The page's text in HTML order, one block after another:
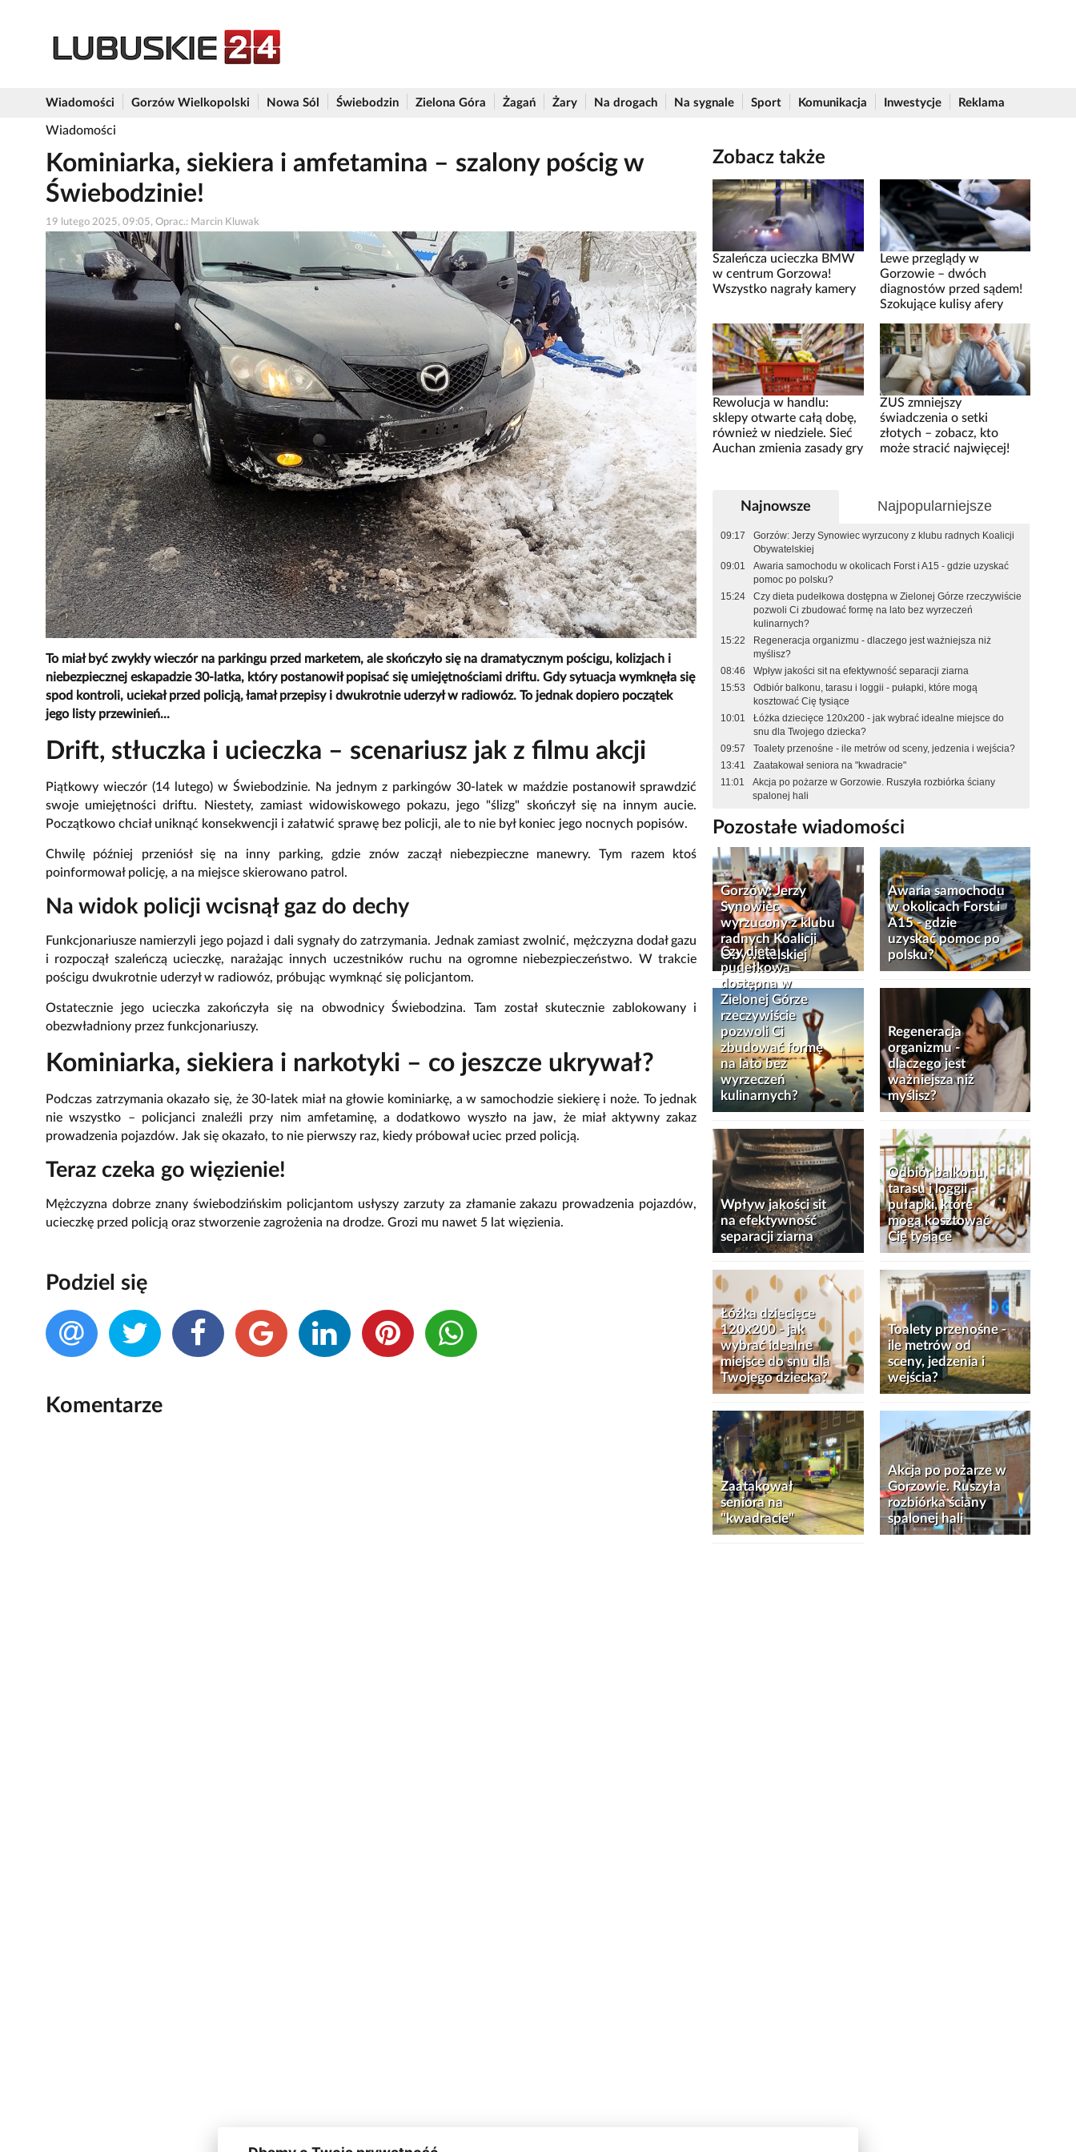
Wiadomości Gorzów Wielkopolski Nowa Sól Świebodzin Zielona Góra Żagań Żary Na drogach Na sygnale Sport Komunikacja Inwestycje Reklama
Wiadomości
Kominiarka, siekiera i amfetamina – szalony pościg w
Świebodzinie!
19 lutego 2025, 09:05, Oprac.: Marcin Kluwak
To miał być zwykły wieczór na parkingu przed marketem, ale skończyło się na dramatycznym pościgu, kolizjach i
niebezpiecznej eskapadzie 30-latka, który postanowił popisać się umiejętnościami driftu. Gdy sytuacja wymknęła się
spod kontroli, uciekał przed policją, łamał przepisy i dwukrotnie uderzył w radiowóz. To jednak dopiero początek
jego listy przewinień...
Drift, stłuczka i ucieczka – scenariusz jak z filmu akcji
Piątkowy wieczór (14 lutego) w Świebodzinie. Na jednym z parkingów 30-latek w maździe postanowił sprawdzić
swoje umiejętności driftu. Niestety, zamiast widowiskowego pokazu, jego "ślizg" skończył się na innym aucie.
Początkowo chciał uniknąć konsekwencji i załatwić sprawę bez policji, ale to nie był koniec jego nocnych popisów.
Chwilę później przeniósł się na inny parking, gdzie znów zaczął niebezpieczne manewry. Tym razem ktoś
poinformował policję, a na miejsce skierowano patrol.
Na widok policji wcisnął gaz do dechy
Funkcjonariusze namierzyli jego pojazd i dali sygnały do zatrzymania. Jednak zamiast zwolnić, mężczyzna dodał gazu
i rozpoczął szaleńczą ucieczkę, narażając innych uczestników ruchu na ogromne niebezpieczeństwo. W trakcie
pościgu dwukrotnie uderzył w radiowóz, próbując wymknąć się policjantom.
Ostatecznie jego ucieczka zakończyła się na obwodnicy Świebodzina. Tam został skutecznie zablokowany i
obezwładniony przez funkcjonariuszy.
Kominiarka, siekiera i narkotyki – co jeszcze ukrywał?
Podczas zatrzymania okazało się, że 30-latek miał na głowie kominiarkę, a w samochodzie siekierę i noże. To jednak
nie wszystko – policjanci znaleźli przy nim amfetaminę, a dodatkowo wyszło na jaw, że miał aktywny zakaz
prowadzenia pojazdów. Jak się okazało, to nie pierwszy raz, kiedy próbował uciec przed policją.
Teraz czeka go więzienie!
Mężczyzna dobrze znany świebodzińskim policjantom usłyszy zarzuty za złamanie zakazu prowadzenia pojazdów,
ucieczkę przed policją oraz stworzenie zagrożenia na drodze. Grozi mu nawet 5 lat więzienia.
Podziel się
Komentarze
Zobacz także
Szaleńcza ucieczka BMW
w centrum Gorzowa!
Wszystko nagrały kamery
Lewe przeglądy w
Gorzowie – dwóch
diagnostów przed sądem!
Szokujące kulisy afery
Rewolucja w handlu:
sklepy otwarte całą dobę,
również w niedziele. Sieć
Auchan zmienia zasady gry
ZUS zmniejszy
świadczenia o setki
złotych – zobacz, kto
może stracić najwięcej!
Najnowsze Najpopularniejsze
09:17
Gorzów: Jerzy Synowiec wyrzucony z klubu radnych Koalicji
Obywatelskiej
09:01
Awaria samochodu w okolicach Forst i A15 - gdzie uzyskać
pomoc po polsku?
15:24
Czy dieta pudełkowa dostępna w Zielonej Górze rzeczywiście
pozwoli Ci zbudować formę na lato bez wyrzeczeń
kulinarnych?
15:22
Regeneracja organizmu - dlaczego jest ważniejsza niż
myślisz?
08:46
Wpływ jakości sit na efektywność separacji ziarna
15:53
Odbiór balkonu, tarasu i loggii - pułapki, które mogą
kosztować Cię tysiące
10:01
Łóżka dziecięce 120x200 - jak wybrać idealne miejsce do
snu dla Twojego dziecka?
09:57
Toalety przenośne - ile metrów od sceny, jedzenia i wejścia?
13:41
Zaatakował seniora na "kwadracie"
11:01
Akcja po pożarze w Gorzowie. Ruszyła rozbiórka ściany
spalonej hali
Pozostałe wiadomości
Gorzów: Jerzy
Synowiec
wyrzucony z klubu
radnych Koalicji
Obywatelskiej
Awaria samochodu
w okolicach Forst i
A15 - gdzie
uzyskać pomoc po
polsku?
Czy dieta
pudełkowa
dostępna w
Zielonej Górze
rzeczywiście
pozwoli Ci
zbudować formę
na lato bez
wyrzeczeń
kulinarnych?
Regeneracja
organizmu -
dlaczego jest
ważniejsza niż
myślisz?
Wpływ jakości sit
na efektywność
separacji ziarna
Odbiór balkonu,
tarasu i loggii -
pułapki, które
mogą kosztować
Cię tysiące
Łóżka dziecięce
120x200 - jak
wybrać idealne
miejsce do snu dla
Twojego dziecka?
Toalety przenośne -
ile metrów od
sceny, jedzenia i
wejścia?
Zaatakował
seniora na
"kwadracie"
Akcja po pożarze w
Gorzowie. Ruszyła
rozbiórka ściany
spalonej hali